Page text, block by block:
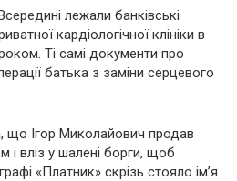
лежали банківські
кардіологічної клініки в
Ті самі документи про
батька з заміни серцевого
що Ігор Миколайович продав
і вліз у шалені борги, щоб
«Платник» скрізь стояло ім’я